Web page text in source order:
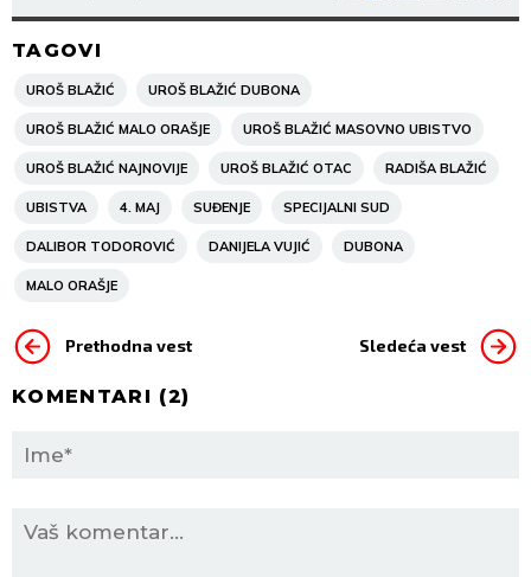
TAGOVI
UROŠ BLAŽIĆ UROŠ BLAŽIĆ DUBONA
UROŠ BLAŽIĆ MALO ORAŠJE UROŠ BLAŽIĆ MASOVNO UBISTVO
UROŠ BLAŽIĆ NAJNOVIJE UROŠ BLAŽIĆ OTAC RADIŠA BLAŽIĆ
UBISTVA 4. MAJ SUĐENJE SPECIJALNI SUD
DALIBOR TODOROVIĆ DANIJELA VUJIĆ DUBONA
MALO ORAŠJE
Prethodna vest Sledeća vest
KOMENTARI (2)